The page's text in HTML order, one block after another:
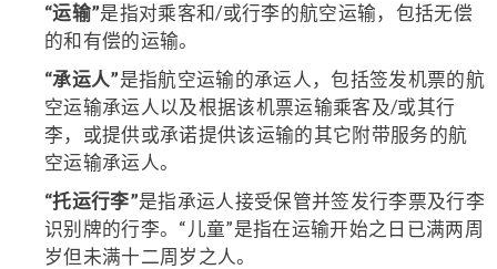
“运输”是指对乘客和/或行李的航空运输，包括无偿
的和有偿的运输。
“承运人”是指航空运输的承运人，包括签发机票的航
空运输承运人以及根据该机票运输乘客及/或其行
李，或提供或承诺提供该运输的其它附带服务的航
空运输承运人。
“托运行李”是指承运人接受保管并签发行李票及行李
识别牌的行李。“儿童”是指在运输开始之日已满两周
岁但未满十二周岁之人。